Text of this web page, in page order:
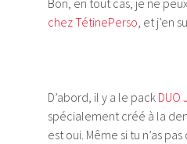
Bon, en tout cas, je ne
chez TétinePerso, et j’en
D’abord, il y a le pack DUO
spécialement créé à la
est oui. Même si tu n’as